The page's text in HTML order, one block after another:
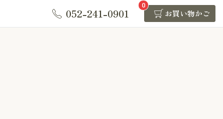
052-241-0901 お買い物かご
0